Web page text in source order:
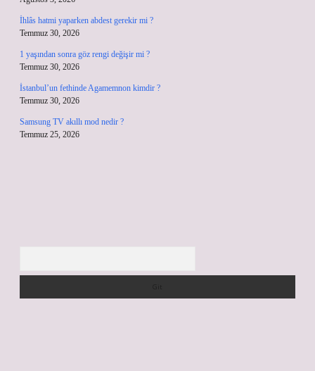
İhlâs hatmi yaparken abdest gerekir mi ?
Temmuz 30, 2026
1 yaşından sonra göz rengi değişir mi ?
Temmuz 30, 2026
İstanbul’un fethinde Agamemnon kimdir ?
Temmuz 30, 2026
Samsung TV akıllı mod nedir ?
Temmuz 25, 2026